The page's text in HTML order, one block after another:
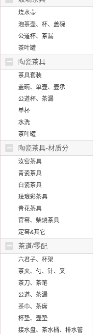
烧水壶
泡茶壶、杯、盖碗
公道杯、茶漏
茶叶罐
陶瓷茶具
茶具套装
盖碗、单壶、壶承
公道杯、茶漏
单杯
水洗
茶叶罐
陶瓷茶具-材质分
汝窑茶具
青瓷茶具
白瓷茶具
珐琅彩茶具
青花茶具
官窑、柴烧茶具
定窑&其它
茶道/零配
六君子、杯架
茶夹、勺、针、叉
茶刀、茶笔
公道、茶漏
茶巾、茶席
杯垫、壶垫
接水盘、茶水桶、排水管